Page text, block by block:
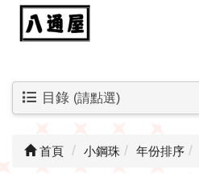
目錄 (請點選)
首頁 小鋼珠 年份排序